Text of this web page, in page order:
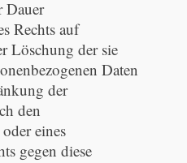
Dauer
Rechts auf
Löschung der sie
Daten
der
den
eines
gegen diese